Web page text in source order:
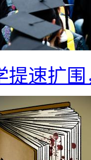
提速扩